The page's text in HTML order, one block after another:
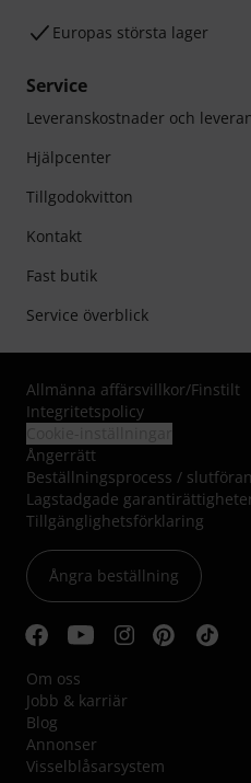
Europas största lager
Service
Leveranskostnader och
Hjälpcenter
Tillgodokvitton
Kontakt
Fast butik
Service överblick
Allmänna affärsvillkor/Finstilt
Integritetspolicy
Ångerrätt
Beställningsprocess /
Lagstadgade
Tillgänglighetsförklaring
Ångra beställning
Om oss
Jobb & karriär
Blog
Annonser
Visselblåsarsystem